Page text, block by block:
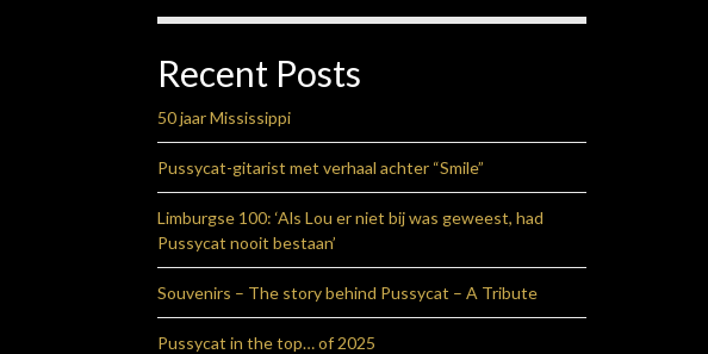
Recent Posts
50 jaar Mississippi
Pussycat-gitarist met verhaal achter “Smile”
Limburgse 100: ‘Als Lou er niet bij was geweest, had
Pussycat nooit bestaan’
Souvenirs – The story behind Pussycat – A Tribute
Pussycat in the top… of 2025